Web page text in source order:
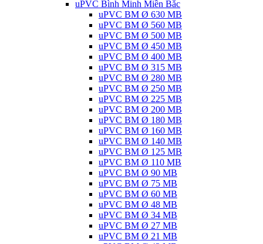
uPVC Bình Minh Miền Bắc
uPVC BM Ø 630 MB
uPVC BM Ø 560 MB
uPVC BM Ø 500 MB
uPVC BM Ø 450 MB
uPVC BM Ø 400 MB
uPVC BM Ø 315 MB
uPVC BM Ø 280 MB
uPVC BM Ø 250 MB
uPVC BM Ø 225 MB
uPVC BM Ø 200 MB
uPVC BM Ø 180 MB
uPVC BM Ø 160 MB
uPVC BM Ø 140 MB
uPVC BM Ø 125 MB
uPVC BM Ø 110 MB
uPVC BM Ø 90 MB
uPVC BM Ø 75 MB
uPVC BM Ø 60 MB
uPVC BM Ø 48 MB
uPVC BM Ø 34 MB
uPVC BM Ø 27 MB
uPVC BM Ø 21 MB